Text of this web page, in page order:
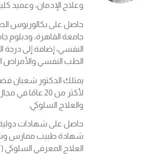
وعلاج الإدمان، وعميد
حاصل على بكالوريوس
جامعة القاهرة، ودبلوم
النفسي، إضافة إلى درجة
الطب النفسي والأمراض
يمتلك الدكتور شعبان
لأكثر من 20 عامًا
والعلاج السلوكي.
حاصل على شهادات
شهادة طبيب ممارس